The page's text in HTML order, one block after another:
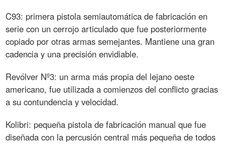
C93: primera pistola semiautomática de fabricación en
serie con un cerrojo articulado que fue posteriormente
copiado por otras armas semejantes. Mantiene una gran
cadencia y una precisión envidiable.
Revólver Nº3: un arma más propia del lejano oeste
americano, fue utilizada a comienzos del conflicto gracias
a su contundencia y velocidad.
Kolibri: pequeña pistola de fabricación manual que fue
diseñada con la percusión central más pequeña de todos